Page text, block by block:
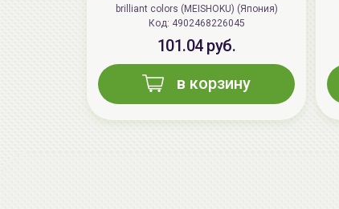
Peeling Jelly
brilliant colors (MEISHOKU) (Япония)
Код: 4902468226045
101.04 руб.
в корзину